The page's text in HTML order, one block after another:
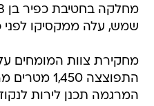
שמש, עלה ממקסיקו לפני
מחקירת צוות המומחים
התפוצצה
המרגמה תכנן לירות